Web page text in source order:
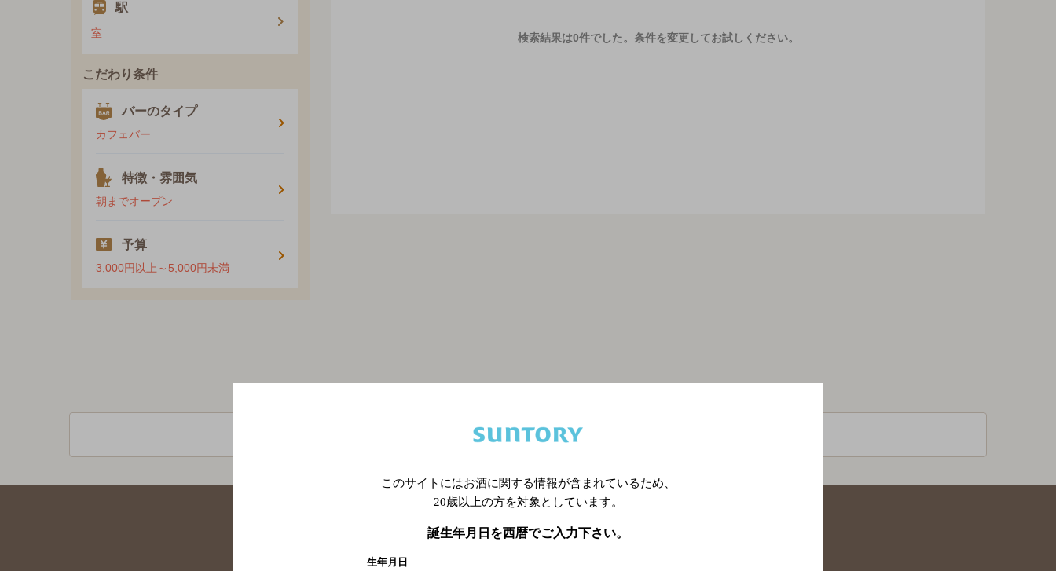
駅
室
こだわり条件
バーのタイプ
カフェバー
特徴・雰囲気
朝までオープン
予算
3,000円以上～5,000円未満
検索結果は0件でした。 条件を変更してお試しください。
関連ページ
このサイトにはお酒に関する情報が含まれているため、
20歳以上の方を対象としています。
誕生年月日を西暦でご入力下さい。
生年月日